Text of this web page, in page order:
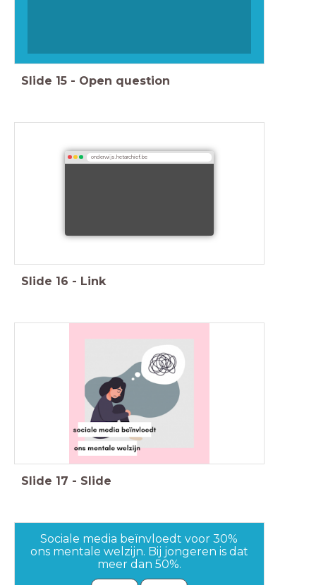
Slide 15 - Open question
onderwijs.hetarchief.be
Slide 16 - Link
Slide 17 - Slide
Sociale media beïnvloedt voor 30%
ons mentale welzijn. Bij jongeren is dat
meer dan 50%.